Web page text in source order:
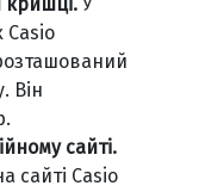
кришці. У
Casio
Він
сайті.
сайті Casio